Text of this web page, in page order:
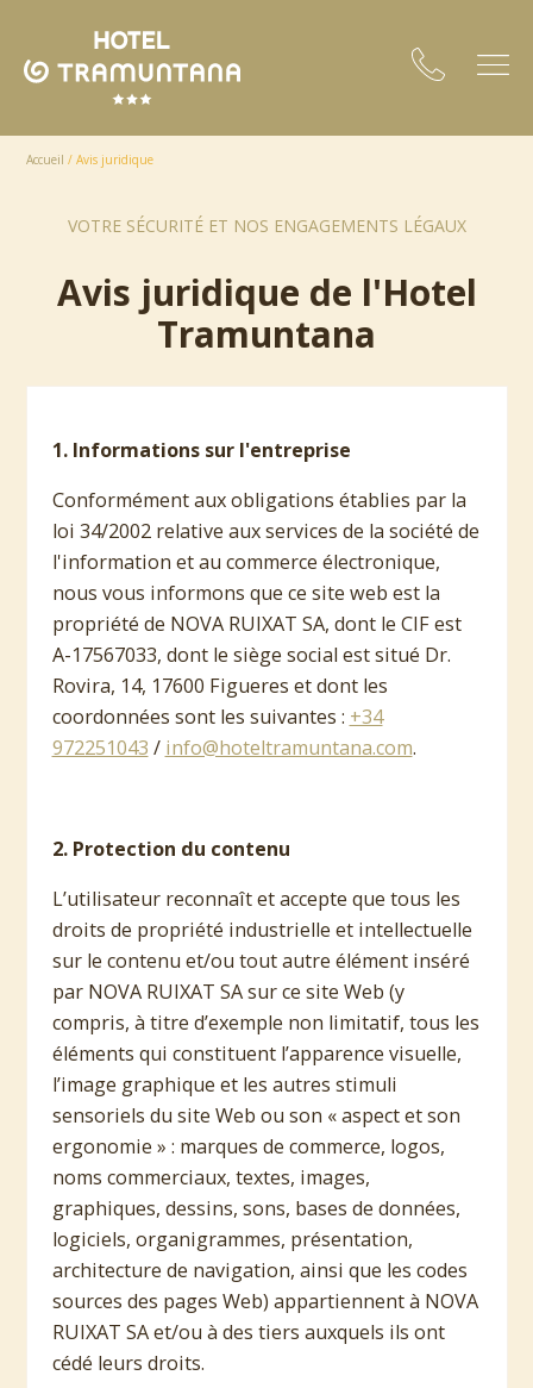
Accueil / Avis juridique
VOTRE SÉCURITÉ ET NOS ENGAGEMENTS LÉGAUX
Avis juridique de l'Hotel
Tramuntana
1. Informations sur l'entreprise
Conformément aux obligations établies par la
loi 34/2002 relative aux services de la société de
l'information et au commerce électronique,
nous vous informons que ce site web est la
propriété de NOVA RUIXAT SA, dont le CIF est
A-17567033, dont le siège social est situé Dr.
Rovira, 14, 17600 Figueres et dont les
coordonnées sont les suivantes : +34
972251043 / info@hoteltramuntana.com.
2. Protection du contenu
L’utilisateur reconnaît et accepte que tous les
droits de propriété industrielle et intellectuelle
sur le contenu et/ou tout autre élément inséré
par NOVA RUIXAT SA sur ce site Web (y
compris, à titre d’exemple non limitatif, tous les
éléments qui constituent l’apparence visuelle,
l’image graphique et les autres stimuli
sensoriels du site Web ou son « aspect et son
ergonomie » : marques de commerce, logos,
noms commerciaux, textes, images,
graphiques, dessins, sons, bases de données,
logiciels, organigrammes, présentation,
architecture de navigation, ainsi que les codes
sources des pages Web) appartiennent à NOVA
RUIXAT SA et/ou à des tiers auxquels ils ont
cédé leurs droits.